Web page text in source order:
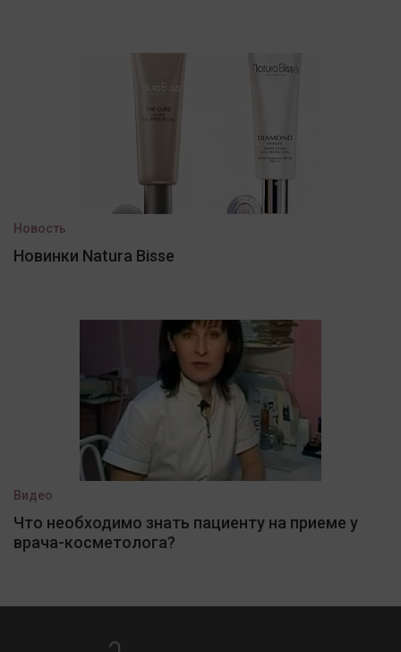
Новость
Новинки Natura Bisse
Видео
Что необходимо знать пациенту на приеме у
врача-косметолога?